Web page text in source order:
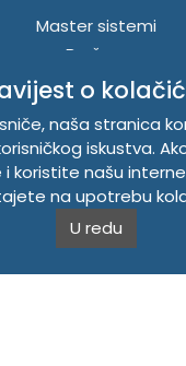
Master sistemi
Brošure
Akcije
INFORMACIJE
Politika o kolačićima
Uslovi korištenja
Politika privatnosti
o
naša stranica
iskustva.
koristite našu
na upotrebu
U redu